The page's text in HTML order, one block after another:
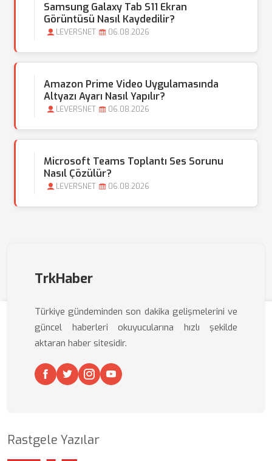
Samsung Galaxy Tab S11 Ekran
Görüntüsü Nasıl Kaydedilir?
LEVERSNET 06.08.2026
Amazon Prime Video Uygulamasında
Altyazı Ayarı Nasıl Yapılır?
LEVERSNET 06.08.2026
Microsoft Teams Toplantı Ses Sorunu
Nasıl Çözülür?
LEVERSNET 06.08.2026
TrkHaber
Türkiye gündeminden son dakika gelişmelerini ve
güncel haberleri okuyucularına hızlı şekilde
aktaran haber sitesidir.
Rastgele Yazılar